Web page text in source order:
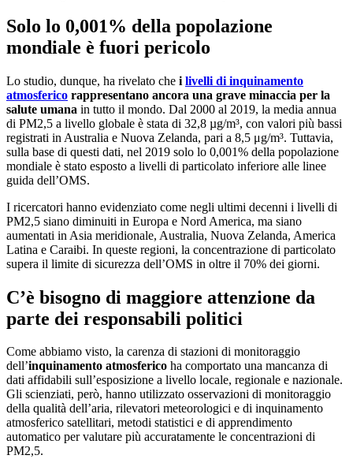
Solo lo 0,001% della popolazione
mondiale è fuori pericolo
Lo studio, dunque, ha rivelato che i livelli di inquinamento
atmosferico rappresentano ancora una grave minaccia per la
salute umana in tutto il mondo. Dal 2000 al 2019, la media annua
di PM2,5 a livello globale è stata di 32,8 µg/m³, con valori più bassi
registrati in Australia e Nuova Zelanda, pari a 8,5 μg/m³. Tuttavia,
sulla base di questi dati, nel 2019 solo lo 0,001% della popolazione
mondiale è stato esposto a livelli di particolato inferiore alle linee
guida dell’OMS.
I ricercatori hanno evidenziato come negli ultimi decenni i livelli di
PM2,5 siano diminuiti in Europa e Nord America, ma siano
aumentati in Asia meridionale, Australia, Nuova Zelanda, America
Latina e Caraibi. In queste regioni, la concentrazione di particolato
supera il limite di sicurezza dell’OMS in oltre il 70% dei giorni.
C’è bisogno di maggiore attenzione da
parte dei responsabili politici
Come abbiamo visto, la carenza di stazioni di monitoraggio
dell’inquinamento atmosferico ha comportato una mancanza di
dati affidabili sull’esposizione a livello locale, regionale e nazionale.
Gli scienziati, però, hanno utilizzato osservazioni di monitoraggio
della qualità dell’aria, rilevatori meteorologici e di inquinamento
atmosferico satellitari, metodi statistici e di apprendimento
automatico per valutare più accuratamente le concentrazioni di
PM2,5.